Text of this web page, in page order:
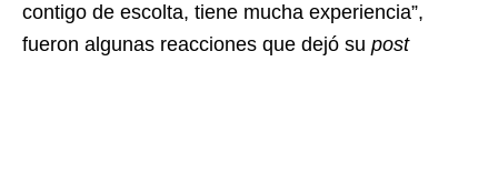
contigo de escolta, tiene mucha experiencia”,
fueron algunas reacciones que dejó su post